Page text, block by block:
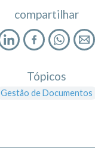
Tópicos
Gestão de Documentos
compartilhar